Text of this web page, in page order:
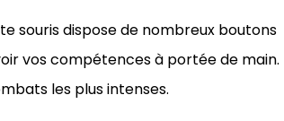
souris dispose de nombreux boutons
vos compétences à portée de main.
les plus intenses.